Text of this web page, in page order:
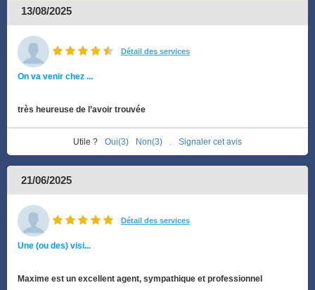
13/08/2025
Détail des services
On va venir chez ...
très heureuse de l’avoir trouvée
Utile ? Oui(3) Non(3) Signaler cet avis
21/06/2025
Détail des services
Une (ou des) visi...
Maxime est un excellent agent, sympathique et professionnel